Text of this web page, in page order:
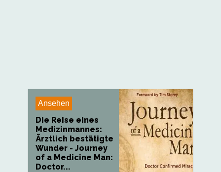
Ansehen
Die Reise eines
Medizinmannes:
Ärztlich bestätigte
Wunder - Journey
of a Medicine Man:
Doctor...